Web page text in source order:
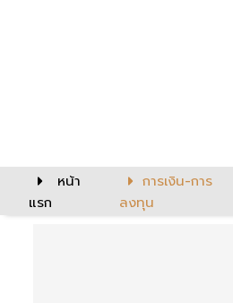
หน้า
แรก
การเงิน-การ
ลงทุน